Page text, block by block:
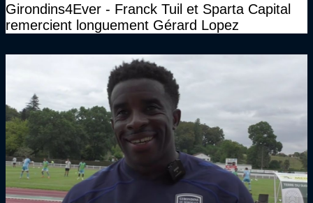
Girondins4Ever - Franck Tuil et Sparta Capital
remercient longuement Gérard Lopez